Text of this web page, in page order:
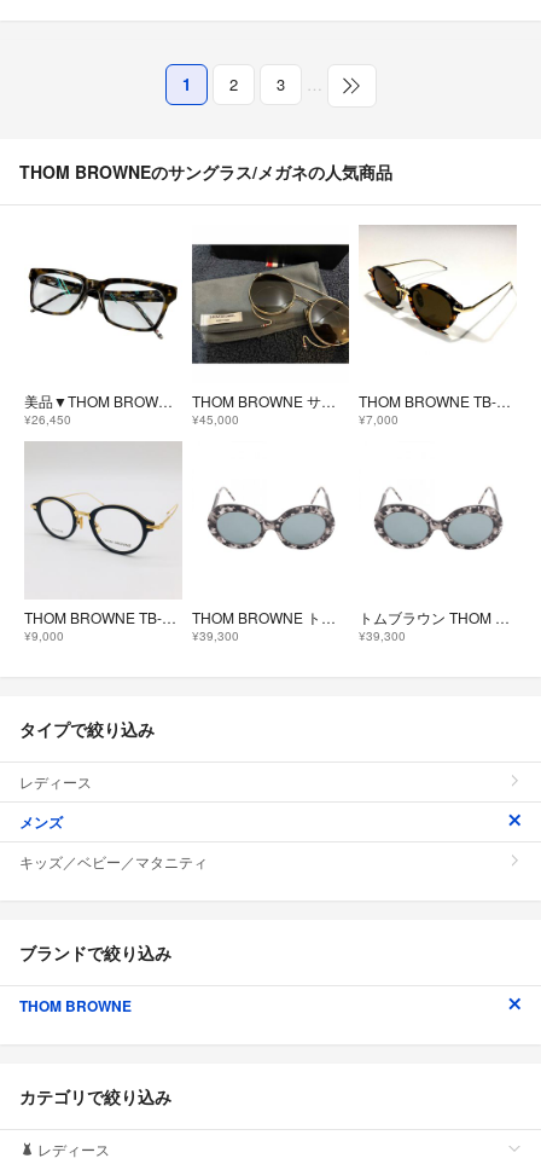
1 2 3 …
THOM BROWNEのサングラス/メガネの人気商品
美品▼THOM BROWNE トムブラウン TBX418 マーブル ウェリントン メガネ 眼鏡 アイウェア クリアブラウン 54□21-147 度入 日本製 メンズ
¥26,450
THOM BROWNE サングラス
¥45,000
THOM BROWNE TB-011 鼈甲柄 ゴールド トムブラウン サングラス
¥7,000
THOM BROWNE TB-908 TBX-908 ブラック ゴールド トムブラウン 眼鏡
¥9,000
THOM BROWNE トムブラウン サングラス
¥39,300
トムブラウン THOM BROWNE サングラス 衣料品 プラスチック メンズ グレー系 TBS510 【中古】
¥39,300
タイプで絞り込み
レディース
メンズ
キッズ／ベビー／マタニティ
ブランドで絞り込み
THOM BROWNE
カテゴリで絞り込み
レディース